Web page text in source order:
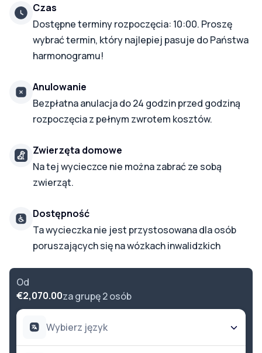
Czas
Dostępne terminy rozpoczęcia: 10:00. Proszę
wybrać termin, który najlepiej pasuje do Państwa
harmonogramu!
Anulowanie
Bezpłatna anulacja do 24 godzin przed godziną
rozpoczęcia z pełnym zwrotem kosztów.
Zwierzęta domowe
Na tej wycieczce nie można zabrać ze sobą
zwierząt.
Dostępność
Ta wycieczka nie jest przystosowana dla osób
poruszających się na wózkach inwalidzkich
Od
€2,070.00za grupę 2 osób
Wybierz język